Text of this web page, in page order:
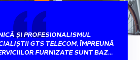
ȘI PROFESIONALISMUL
GTS TELECOM, ÎMPREUNĂ
FURNIZATE SUNT BAZA